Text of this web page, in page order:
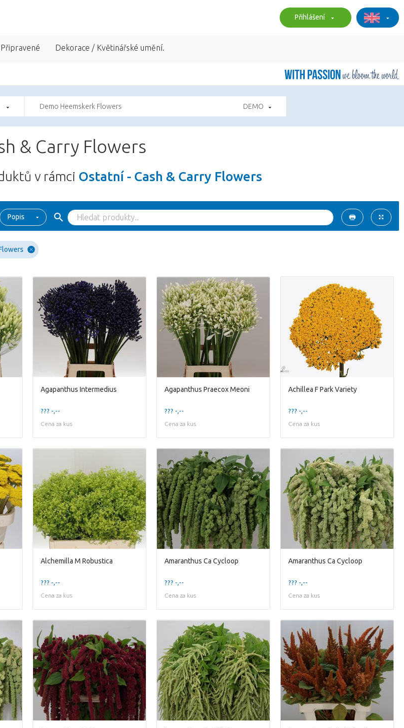
Přihlášení
Dekorace / Květinářské umění.
Demo Heemskerk Flowers DEMO
& Carry Flowers
v rámci Ostatní - Cash & Carry Flowers
Popis
Agapanthus Intermedius
??? -,--
Cena za kus
Agapanthus Praecox Meoni
??? -,--
Cena za kus
Achillea F Park Variety
??? -,--
Cena za kus
Alchemilla M Robustica
??? -,--
Cena za kus
Amaranthus Ca Cycloop
??? -,--
Cena za kus
Amaranthus Ca Cycloop
??? -,--
Cena za kus